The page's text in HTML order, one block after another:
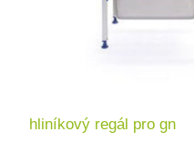
hliníkový regál pro gn